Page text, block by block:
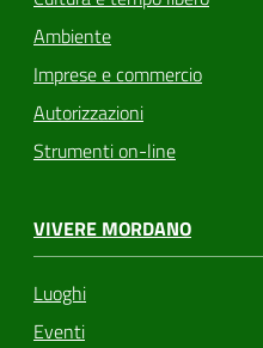
Ambiente
Imprese e commercio
Autorizzazioni
Strumenti on-line
VIVERE MORDANO
Luoghi
Eventi